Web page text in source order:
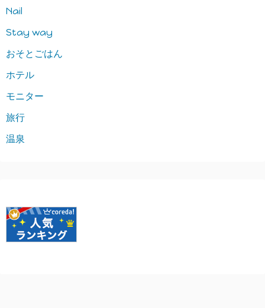
Nail
Stay way
おそとごはん
ホテル
モニター
旅行
温泉